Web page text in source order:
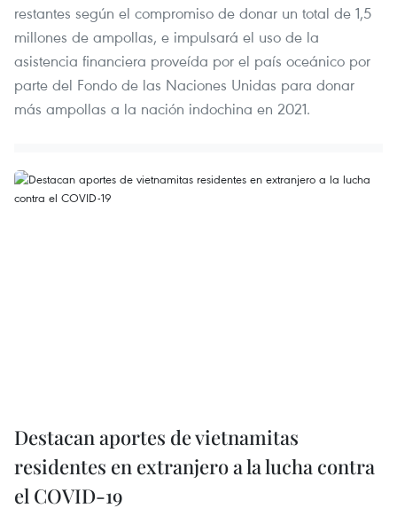
restantes según el compromiso de donar un total de 1,5
millones de ampollas, e impulsará el uso de la
asistencia financiera proveída por el país oceánico por
parte del Fondo de las Naciones Unidas para donar
más ampollas a la nación indochina en 2021.
Destacan aportes de vietnamitas
residentes en extranjero a la lucha contra
el COVID-19